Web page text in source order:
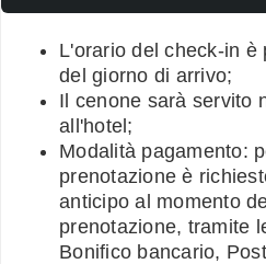
L'orario del check-in è
del giorno di arrivo;
Il cenone sarà servito
all'hotel;
Modalità pagamento:
prenotazione è
anticipo al momento
prenotazione, tramite
Bonifico bancario,